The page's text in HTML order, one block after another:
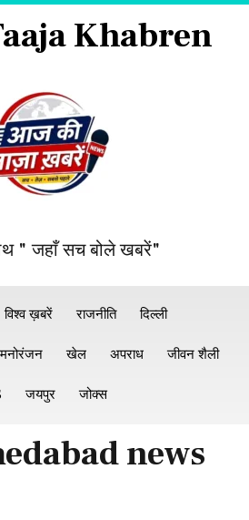
Khabren
" जहाँ सच बोले खबरें"
विश्व ख़बरें राजनीति दिल्ली
मनोरंजन खेल अपराध जीवन शैली
जयपुर जोक्स
news